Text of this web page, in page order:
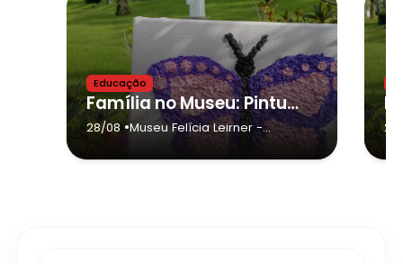
Educação
Família no Museu: Pintura Texturizada
28/08 •Museu Felícia Leirner-